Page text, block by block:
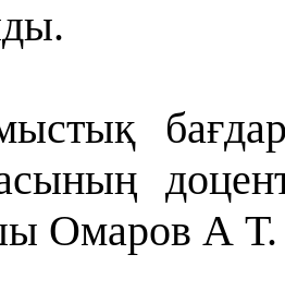
.
Омаров А Т.